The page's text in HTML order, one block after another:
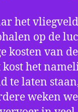
het
op de
kosten van
het
te laten
weken